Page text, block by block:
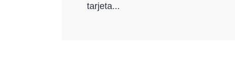
tarjeta...